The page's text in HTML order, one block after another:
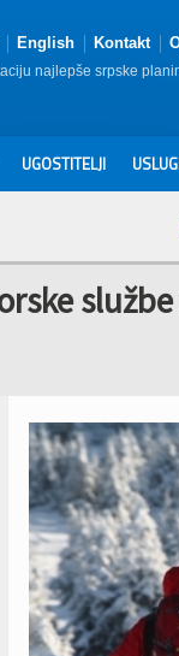
English Kontakt
najlepše srpske
UGOSTITELJI